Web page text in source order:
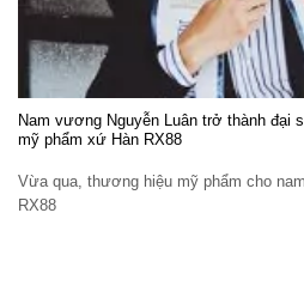
Nam vương Nguyễn Luân trở thành đại
mỹ phẩm xứ Hàn RX88
Vừa qua, thương hiệu mỹ phẩm cho
RX88